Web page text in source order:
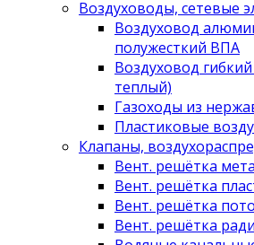
Воздуховоды, сетевые
Воздуховод
полужесткий ВПА
Воздуховод
теплый)
Газоходы из
Пластиковые
Клапаны,
Вент. решётка
Вент. решётка
Вент. решётка
Вент. решётка